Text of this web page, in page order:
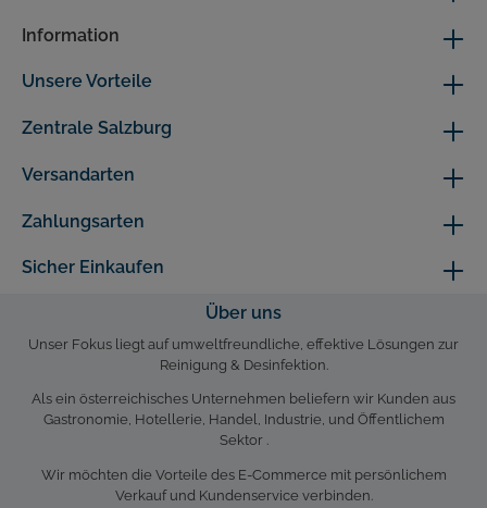
Information
Unsere Vorteile
Versandarten
Zahlungsarten
Zentrale Salzburg
Sicher Einkaufen
Über uns
Unser Fokus liegt auf umweltfreundliche, effektive Lösungen zur
Reinigung & Desinfektion.
Als ein österreichisches Unternehmen beliefern wir Kunden aus
Gastronomie, Hotellerie, Handel, Industrie, und Öffentlichem
Sektor .
Wir möchten die Vorteile des E-Commerce mit persönlichem
Verkauf und Kundenservice verbinden.